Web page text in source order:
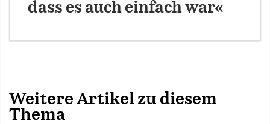
dass es auch einfach war«
Weitere Artikel zu diesem
Thema